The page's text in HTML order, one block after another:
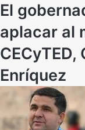
El
aplacar al
Enríquez